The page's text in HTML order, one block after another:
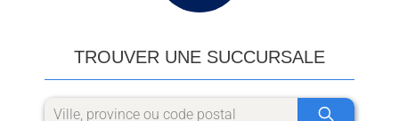
TROUVER UNE SUCCURSALE